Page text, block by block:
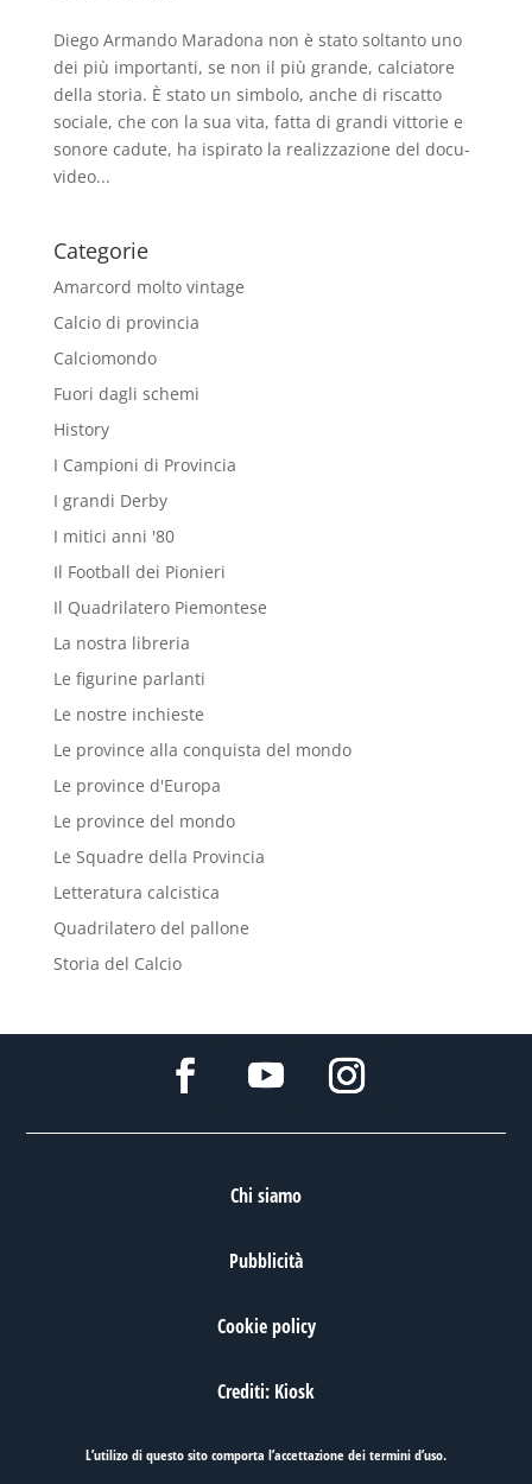
Diego Armando Maradona non è stato soltanto uno
dei più importanti, se non il più grande, calciatore
della storia. È stato un simbolo, anche di riscatto
sociale, che con la sua vita, fatta di grandi vittorie e
sonore cadute, ha ispirato la realizzazione del docu-
video...
Categorie
Amarcord molto vintage
Calcio di provincia
Calciomondo
Fuori dagli schemi
History
I Campioni di Provincia
I grandi Derby
I mitici anni '80
Il Football dei Pionieri
Il Quadrilatero Piemontese
La nostra libreria
Le figurine parlanti
Le nostre inchieste
Le province alla conquista del mondo
Le province d'Europa
Le province del mondo
Le Squadre della Provincia
Letteratura calcistica
Quadrilatero del pallone
Storia del Calcio
Chi siamo
Pubblicità
Cookie policy
Crediti: Kiosk
L’utilizo di questo sito comporta l’accettazione deitermini d’uso.